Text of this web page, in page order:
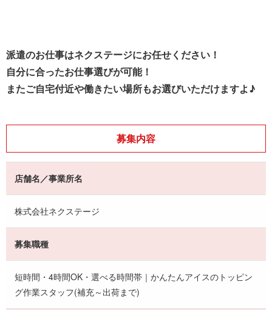
派遣のお仕事はネクステージにお任せください！
自分に合ったお仕事選びが可能！
またご自宅付近や働きたい場所もお選びいただけますよ♪
募集内容
店舗名／事業所名
株式会社ネクステージ
募集職種
短時間・4時間OK・選べる時間帯｜かんたんアイスのトッピン
グ作業スタッフ(補充～出荷まで)